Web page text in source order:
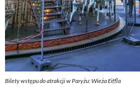
Bilety wstępu do atrakcji w Paryżu: Wieża Eiffla